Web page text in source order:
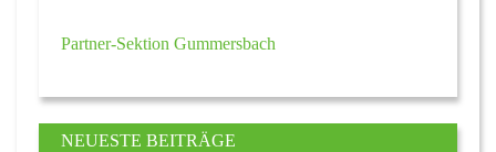
Partner-Sektion Gummersbach
NEUESTE BEITRÄGE